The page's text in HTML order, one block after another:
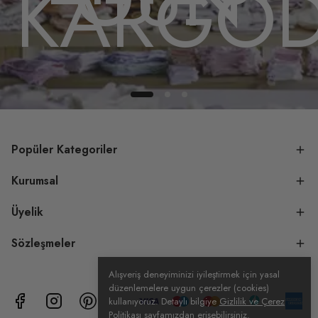
Alışveriş deneyiminizi iyileştirmek için yasal
düzenlemelere uygun çerezler (cookies)
kullanıyoruz. Detaylı bilgiyeGizlilik ve Çerez
Politikası sayfamızdan erişebilirsiniz.
Popüler Kategoriler
Kurumsal
Üyelik
Sözleşmeler